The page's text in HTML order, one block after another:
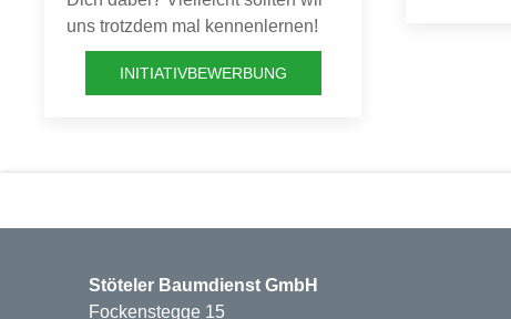
uns trotzdem mal kennenlernen!
INITIATIVBEWERBUNG
Stöteler Baumdienst GmbH
Fockenstegge 15